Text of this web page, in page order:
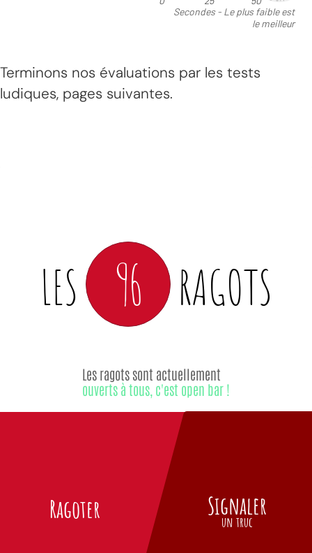
Terminons nos évaluations par les tests
ludiques, pages suivantes.
LES 96 RAGOTS
Ragoter
Les ragots sont actuellement
ouverts à tous, c'est open bar !
Signaler
un truc